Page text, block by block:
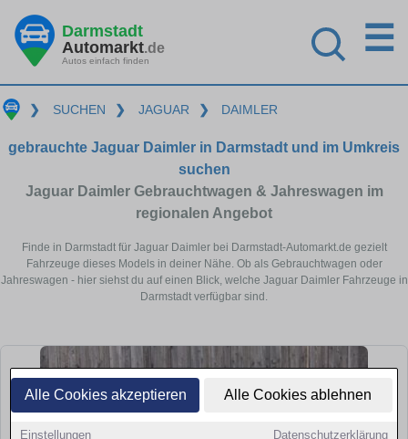
Alle Cookies akzeptieren Alle Cookies ablehnen
Einstellungen Datenschutzerklärung
Darmstadt
Automarkt.de
Autos einfach finden
☰
❯ SUCHEN ❯ JAGUAR ❯ DAIMLER
gebrauchte Jaguar Daimler in Darmstadt und im Umkreis
suchen
Jaguar Daimler Gebrauchtwagen & Jahreswagen im
regionalen Angebot
Finde in Darmstadt für Jaguar Daimler bei Darmstadt-Automarkt.de gezielt
Fahrzeuge dieses Models in deiner Nähe. Ob als Gebrauchtwagen oder
Jahreswagen - hier siehst du auf einen Blick, welche Jaguar Daimler Fahrzeuge in
Darmstadt verfügbar sind.